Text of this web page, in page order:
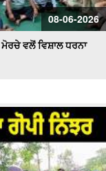
08-06-2026
ਵਲੋਂ ਵਿਸ਼ਾਲ ਧਰਨਾ